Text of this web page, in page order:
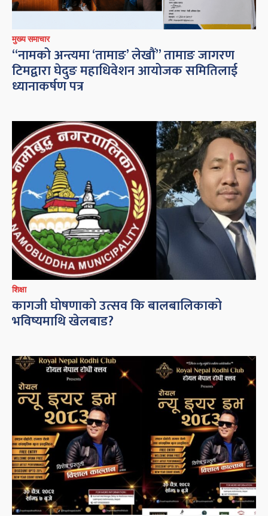
मुख्य समाचार
“नामको अन्त्यमा ‘तामाङ’ लेखौं” तामाङ जागरण
टिमद्वारा घेदुङ महाधिवेशन आयोजक समितिलाई
ध्यानाकर्षण पत्र
शिक्षा
कागजी घोषणाको उत्सव कि बालबालिकाको
भविष्यमाथि खेलबाड?